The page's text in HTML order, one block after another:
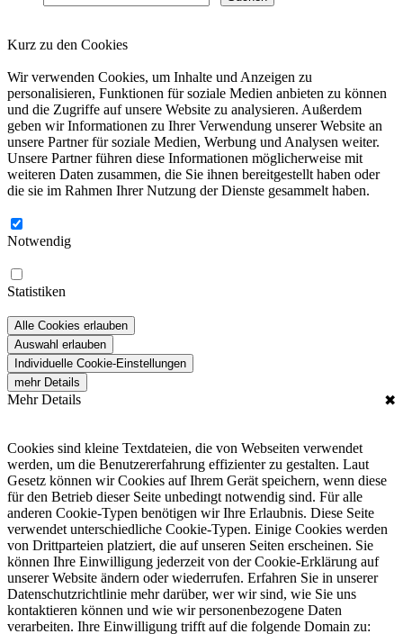
Kurz zu den Cookies
Wir verwenden Cookies, um Inhalte und Anzeigen zu
personalisieren, Funktionen für soziale Medien anbieten zu können
und die Zugriffe auf unsere Website zu analysieren. Außerdem
geben wir Informationen zu Ihrer Verwendung unserer Website an
unsere Partner für soziale Medien, Werbung und Analysen weiter.
Unsere Partner führen diese Informationen möglicherweise mit
weiteren Daten zusammen, die Sie ihnen bereitgestellt haben oder
die sie im Rahmen Ihrer Nutzung der Dienste gesammelt haben.
Notwendig
Statistiken
Alle Cookies erlauben
Auswahl erlauben
Individuelle Cookie-Einstellungen
mehr Details
Mehr Details ✖
Cookies sind kleine Textdateien, die von Webseiten verwendet
werden, um die Benutzererfahrung effizienter zu gestalten. Laut
Gesetz können wir Cookies auf Ihrem Gerät speichern, wenn diese
für den Betrieb dieser Seite unbedingt notwendig sind. Für alle
anderen Cookie-Typen benötigen wir Ihre Erlaubnis. Diese Seite
verwendet unterschiedliche Cookie-Typen. Einige Cookies werden
von Drittparteien platziert, die auf unseren Seiten erscheinen. Sie
können Ihre Einwilligung jederzeit von der Cookie-Erklärung auf
unserer Website ändern oder wiederrufen. Erfahren Sie in unserer
Datenschutzrichtlinie mehr darüber, wer wir sind, wie Sie uns
kontaktieren können und wie wir personenbezogene Daten
verarbeiten. Ihre Einwilligung trifft auf die folgende Domain zu: